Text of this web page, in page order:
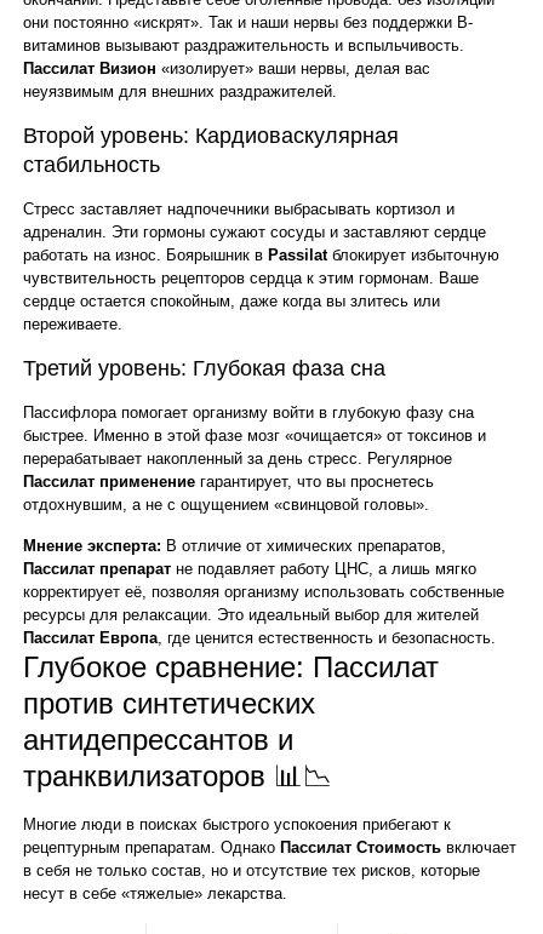
они постоянно «искрят». Так и наши нервы без поддержки B-
витаминов вызывают раздражительность и вспыльчивость.
Пассилат Визион «изолирует» ваши нервы, делая вас
неуязвимым для внешних раздражителей.
Второй уровень: Кардиоваскулярная
стабильность
Стресс заставляет надпочечники выбрасывать кортизол и
адреналин. Эти гормоны сужают сосуды и заставляют сердце
работать на износ. Боярышник в Passilatблокирует избыточную
чувствительность рецепторов сердца к этим гормонам. Ваше
сердце остается спокойным, даже когда вы злитесь или
переживаете.
Третий уровень: Глубокая фаза сна
Пассифлора помогает организму войти в глубокую фазу сна
быстрее. Именно в этой фазе мозг «очищается» от токсинов и
перерабатывает накопленный за день стресс. Регулярное
Пассилат применение гарантирует, что вы проснетесь
отдохнувшим, а не с ощущением «свинцовой головы».
Мнение эксперта: В отличие от химических препаратов,
Пассилат препарат не подавляет работу ЦНС, а лишь мягко
корректирует её, позволяя организму использовать собственные
ресурсы для релаксации. Это идеальный выбор для жителей
Пассилат Европа , где ценится естественность и безопасность.
Глубокое сравнение: Пассилат
против синтетических
антидепрессантов и
транквилизаторов 📊📉
Многие люди в поисках быстрого успокоения прибегают к
рецептурным препаратам. Однако Пассилат Стоимость включает
в себя не только состав, но и отсутствие тех рисков, которые
несут в себе «тяжелые» лекарства.